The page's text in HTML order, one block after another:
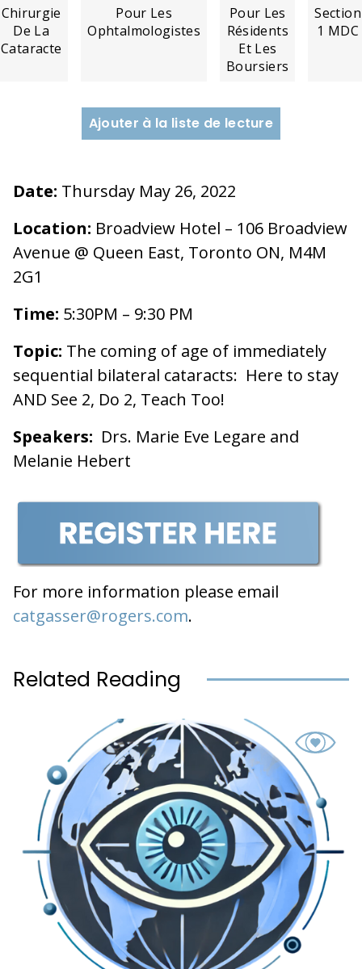
Chirurgie
De La
Cataracte
Pour Les
Ophtalmologistes
Pour Les
Résidents
Et Les
Boursiers
Section
1 MDC
Ajouter à la liste de lecture
Date: Thursday May 26, 2022
Location: Broadview Hotel – 106 Broadview
Avenue @ Queen East, Toronto ON, M4M
2G1
Time: 5:30PM – 9:30 PM
Topic: The coming of age of immediately
sequential bilateral cataracts: Here to stay
AND See 2, Do 2, Teach Too!
Speakers: Drs. Marie Eve Legare and
Melanie Hebert
For more information please email
catgasser@rogers.com.
Related Reading